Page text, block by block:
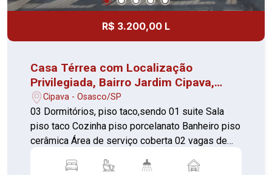
R$ 3.200,00 L
Casa Térrea com Localização
Privilegiada, Bairro Jardim Cipava,
Osasco!
Cipava - Osasco/SP
03 Dormitórios, piso taco,sendo 01 suite Sala
piso taco Cozinha piso porcelanato Banheiro piso
cerâmica Área de serviço coberta 02 vagas de